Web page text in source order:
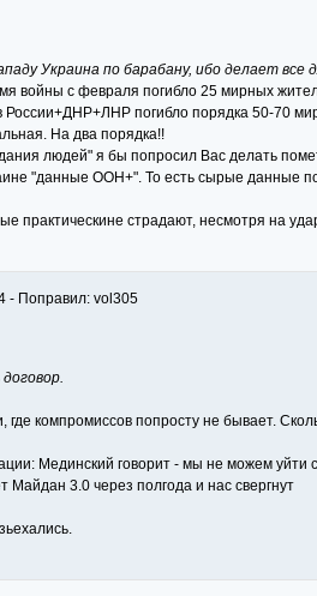
Украина по барабану, ибо делает
войны с февраля погибло 25 мирных
погибло порядка 50-70
На два порядка!!
людей" я бы попросил Вас делать
"данные ООН+". То есть сырые данные
практическине страдают, несмотря на
- Поправил: vol305
где компромиссов попросту не бывает.
Мединский говорит - мы не можем
Майдан 3.0 через полгода и нас свергнут